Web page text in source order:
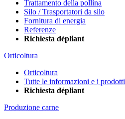
Trattamento della pollina
Silo / Trasportatori da silo
Fornitura di energia
Referenze
Richiesta dépliant
Orticoltura
Orticoltura
Tutte le informazioni e i prodotti
Richiesta dépliant
Produzione carne